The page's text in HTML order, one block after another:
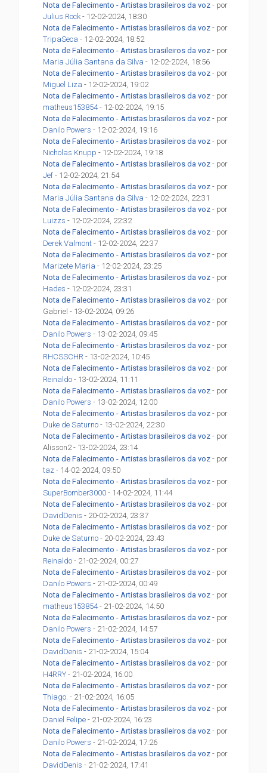
Nota de Falecimento - Artistas brasileiros da voz - por
Julius Rock- 12-02-2024, 18:30
Nota de Falecimento - Artistas brasileiros da voz - por
TripaSeca - 12-02-2024, 18:52
Nota de Falecimento - Artistas brasileiros da voz - por
Maria Júlia Santana da Silva - 12-02-2024, 18:56
Nota de Falecimento - Artistas brasileiros da voz - por
Miguel Liza - 12-02-2024, 19:02
Nota de Falecimento - Artistas brasileiros da voz - por
matheus153854- 12-02-2024, 19:15
Nota de Falecimento - Artistas brasileiros da voz - por
Danilo Powers - 12-02-2024, 19:16
Nota de Falecimento - Artistas brasileiros da voz - por
Nicholas Knupp - 12-02-2024, 19:18
Nota de Falecimento - Artistas brasileiros da voz - por
Jef - 12-02-2024, 21:54
Nota de Falecimento - Artistas brasileiros da voz - por
Maria Júlia Santana da Silva - 12-02-2024, 22:31
Nota de Falecimento - Artistas brasileiros da voz - por
Luizzs - 12-02-2024, 22:32
Nota de Falecimento - Artistas brasileiros da voz - por
Derek Valmont - 12-02-2024, 22:37
Nota de Falecimento - Artistas brasileiros da voz - por
Marizete Maria - 12-02-2024, 23:25
Nota de Falecimento - Artistas brasileiros da voz - por
Hades - 12-02-2024, 23:31
Nota de Falecimento - Artistas brasileiros da voz - por
Gabriel - 13-02-2024, 09:26
Nota de Falecimento - Artistas brasileiros da voz - por
Danilo Powers - 13-02-2024, 09:45
Nota de Falecimento - Artistas brasileiros da voz - por
RHCSSCHR - 13-02-2024, 10:45
Nota de Falecimento - Artistas brasileiros da voz - por
Reinaldo - 13-02-2024, 11:11
Nota de Falecimento - Artistas brasileiros da voz - por
Danilo Powers - 13-02-2024, 12:00
Nota de Falecimento - Artistas brasileiros da voz - por
Duke de Saturno - 13-02-2024, 22:30
Nota de Falecimento - Artistas brasileiros da voz - por
Alisson2 - 13-02-2024, 23:14
Nota de Falecimento - Artistas brasileiros da voz - por
taz - 14-02-2024, 09:50
Nota de Falecimento - Artistas brasileiros da voz - por
SuperBomber3000 - 14-02-2024, 11:44
Nota de Falecimento - Artistas brasileiros da voz - por
DavidDenis - 20-02-2024, 23:37
Nota de Falecimento - Artistas brasileiros da voz - por
Duke de Saturno - 20-02-2024, 23:43
Nota de Falecimento - Artistas brasileiros da voz - por
Reinaldo - 21-02-2024, 00:27
Nota de Falecimento - Artistas brasileiros da voz - por
Danilo Powers - 21-02-2024, 00:49
Nota de Falecimento - Artistas brasileiros da voz - por
matheus153854- 21-02-2024, 14:50
Nota de Falecimento - Artistas brasileiros da voz - por
Danilo Powers - 21-02-2024, 14:57
Nota de Falecimento - Artistas brasileiros da voz - por
DavidDenis - 21-02-2024, 15:04
Nota de Falecimento - Artistas brasileiros da voz - por
H4RRY - 21-02-2024, 16:00
Nota de Falecimento - Artistas brasileiros da voz - por
Thiago. - 21-02-2024, 16:05
Nota de Falecimento - Artistas brasileiros da voz - por
Daniel Felipe - 21-02-2024, 16:23
Nota de Falecimento - Artistas brasileiros da voz - por
Danilo Powers - 21-02-2024, 17:26
Nota de Falecimento - Artistas brasileiros da voz - por
DavidDenis - 21-02-2024, 17:41